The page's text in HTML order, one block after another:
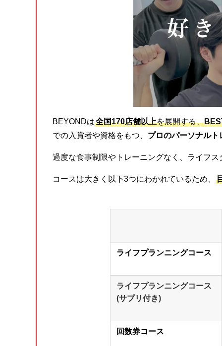
BEYONDは全国170店舗以上を展開する、
での入賞者や資格をもつ、 プロのパーソナル
過度な食事制限やトレーニングなく、ライフ
コースは大きく以下3つにわかれているため、
ライフプランニングコース
ライフプランニングコース
(サプリ付き)
回数券コース